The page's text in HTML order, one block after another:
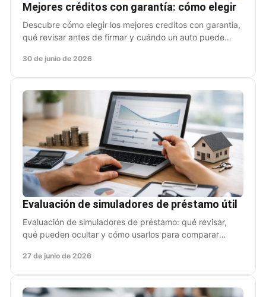
Mejores créditos con garantía: cómo elegir
Descubre cómo elegir los mejores creditos con garantia,
qué revisar antes de firmar y cuándo un auto puede
30 de junio de 2026
Evaluación de simuladores de préstamo útil
Evaluación de simuladores de préstamo: qué revisar,
qué pueden ocultar y cómo usarlos para comparar
27 de junio de 2026